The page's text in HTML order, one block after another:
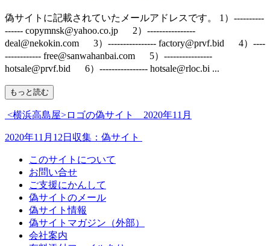
偽サイトに記載されていたメールアドレスです。 1）----------
------ copymnsk@yahoo.co.jp 2）----------------
deal@nekokin.com 3）---------------- factory@prvf.bid 4）----
------------ free@sanwahanbai.com 5）----------------
hotsale@prvf.bid 6）---------------- hotsale@rloc.bi ...
もっと読む
<横浜高島屋>ロゴの偽サイト 2020年11月
2020年11月12日収集：偽サイト
このサイトについて
お問い合せ
ご支援にかんして
偽サイトのメール
偽サイト情報
偽サイトマガジン（外部）
会社案内